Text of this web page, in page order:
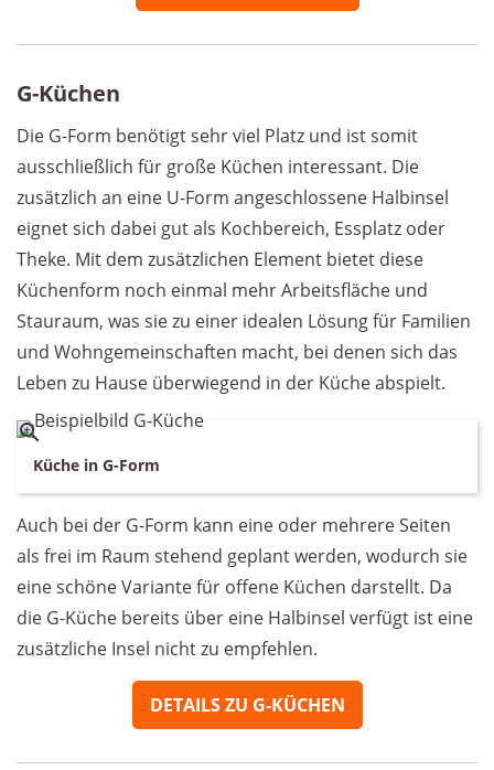
G-Küchen
Die G-Form benötigt sehr viel Platz und ist somit
ausschließlich für große Küchen interessant. Die
zusätzlich an eine U-Form angeschlossene Halbinsel
eignet sich dabei gut als Kochbereich, Essplatz oder
Theke. Mit dem zusätzlichen Element bietet diese
Küchenform noch einmal mehr Arbeitsfläche und
Stauraum, was sie zu einer idealen Lösung für Familien
und Wohngemeinschaften macht, bei denen sich das
Leben zu Hause überwiegend in der Küche abspielt.
Küche in G-Form
Auch bei der G-Form kann eine oder mehrere Seiten
als frei im Raum stehend geplant werden, wodurch sie
eine schöne Variante für offene Küchen darstellt. Da
die G-Küche bereits über eine Halbinsel verfügt ist eine
zusätzliche Insel nicht zu empfehlen.
DETAILS ZU G-KÜCHEN